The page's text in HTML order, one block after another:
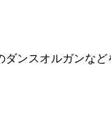
ンスオルガンなど